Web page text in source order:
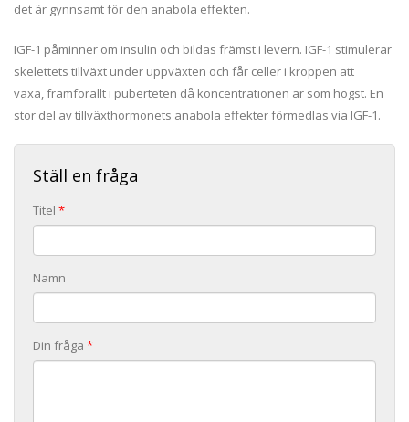
det är gynnsamt för den anabola effekten.
IGF-1 påminner om insulin och bildas främst i levern. IGF-1 stimulerar
skelettets tillväxt under uppväxten och får celler i kroppen att
växa, framförallt i puberteten då koncentrationen är som högst. En
stor del av tillväxthormonets anabola effekter förmedlas via IGF-1.
Ställ en fråga
Titel *
Namn
Din fråga *